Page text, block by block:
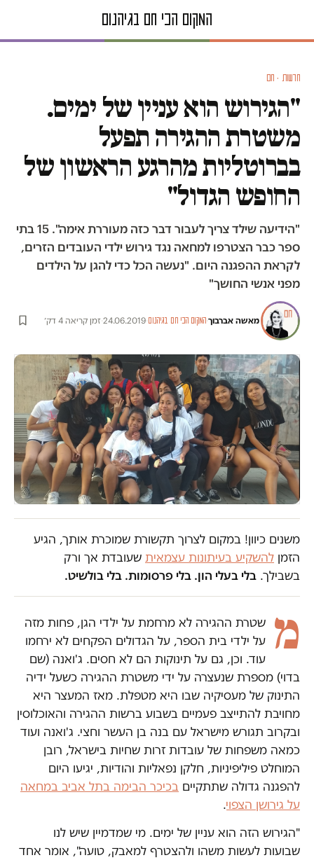
חדשות · חם
"הגירוש הוא עניין של ימים.
משטרת ההגירה תפעל
בברוטליות מהרגע הראשון של
החופש הגדול"
"הידיעה שילד צריך לעבור דבר כזה מעוררת אימה". 15 בתי
ספר כבר הצטרפו למחאה נגד גירוש ילדי העובדים הזרים,
לקראת ההפגנה היום. "נעשה הכל כדי להגן על הילדים
מפני אנשי החושך"
מאשה אברבוך·המקום הכי חם בגיהנום·
24.06.2019
·זמן קריאה 4 דק׳
משנים כיוון! במקום לצרוך תקשורת שמוכרת אותך, הגיע
הזמן להשקיע בעיתונות עצמאית שעובדת אך ורק
בשבילך. בלי בעלי הון. בלי פרסומות. בלי בולשיט.
מ שטרת ההגירה לא מרחמת על ילדי הגן, פחות מזה
על ילדי בית הספר, על הגדולים הפקחים לא ירחמו
עוד. וכן, גם על תינוקות הם לא חסים. ג'ואנה (שם
בדוי) מספרת שנעצרה על ידי משטרת ההגירה כשעל ידיה
התינוק של מעסיקיה שבו היא מטפלת. מאז המעצר היא
מחויבת להתייצב פעמיים בשבוע ברשות ההגירה והאוכלוסין
ובקרוב תגורש מישראל עם בנה בן העשר וחצי. ג'ואנה ועוד
כמאה משפחות של עובדות זרות שחיות בישראל, רובן
המוחלט פיליפיניות, חלקן נפאליות והודיות, יגיעו היום
להפגנה גדולה שתתקיים בכיכר הבימה בתל אביב במחאה
על גירושן הצפוי.
"הגירוש הזה הוא עניין של ימים. מי שמדמיין שיש לנו
שבועות לעשות משהו ולהצטרף למאבק, טועה", אומר אחד